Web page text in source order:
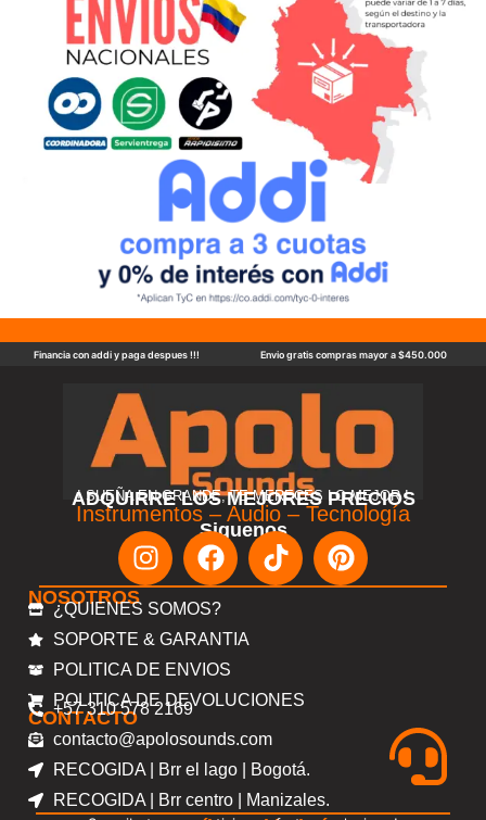
Financia con addi y paga despues !!! Envio gratis compras mayor a $450.000
ADQUIRRE LOS MEJORES PRECIOS
! SUEÑA EN GRANDE, TE MERECES LO MEJOR !
Instrumentos – Audio – Tecnología
Siguenos
NOSOTROS
¿QUIENES SOMOS?
SOPORTE & GARANTIA
POLITICA DE ENVIOS
POLITICA DE DEVOLUCIONES
CONTACTO
+57 310 578 2169
contacto@apolosounds.com
RECOGIDA | Brr el lago | Bogotá.
RECOGIDA | Brr centro | Manizales.